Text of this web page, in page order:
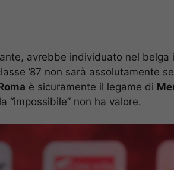
avrebbe individuato nel belga
’87 non sarà assolutamente
è sicuramente il legame di
“impossibile” non ha valore.